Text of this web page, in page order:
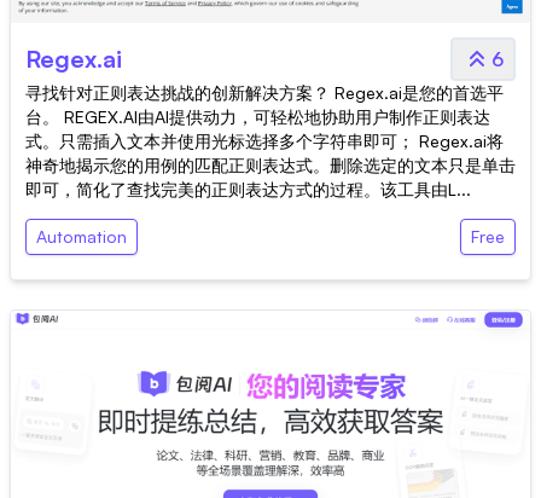
Regex.ai 6
寻找针对正则表达挑战的创新解决方案？ Regex.ai是您的首选平
台。 REGEX.AI由AI提供动力，可轻松地协助用户制作正则表达
式。只需插入文本并使用光标选择多个字符串即可； Regex.ai将
神奇地揭示您的用例的匹配正则表达式。删除选定的文本只是单击
即可，简化了查找完美的正则表达方式的过程。该工具由L...
Automation Free